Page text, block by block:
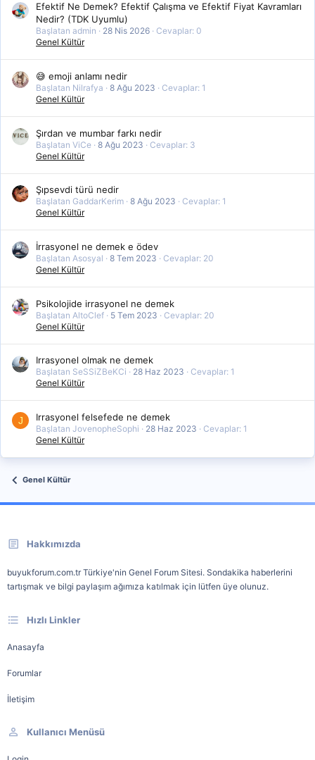
Efektif Ne Demek? Efektif Çalışma ve Efektif Fiyat Kavramları
Nedir? (TDK Uyumlu)
Başlatan admin 28 Nis 2026 Cevaplar: 0
Genel Kültür
😅 emoji anlamı nedir
Başlatan Nilrafya 8 Ağu 2023
Cevaplar: 1
Genel Kültür
Şırdan ve mumbar farkı nedir
Başlatan ViCe 8 Ağu 2023
Cevaplar: 3
Genel Kültür
Şıpsevdi türü nedir
Başlatan GaddarKerim 8 Ağu 2023
Cevaplar: 1
Genel Kültür
İrrasyonel ne demek e ödev
Başlatan Asosyal 8 Tem 2023
Cevaplar: 20
Genel Kültür
Psikolojide irrasyonel ne demek
Başlatan AltoClef 5 Tem 2023
Cevaplar: 20
Genel Kültür
Irrasyonel olmak ne demek
Başlatan SeSSiZBeKCi 28 Haz 2023
Cevaplar: 1
Genel Kültür
J Irrasyonel felsefede ne demek
Başlatan JovenopheSophi 28 Haz 2023
Cevaplar: 1
Genel Kültür
Genel Kültür
Hakkımızda
buyukforum.com.tr Türkiye'nin Genel Forum Sitesi. Sondakika haberlerini
tartışmak ve bilgi paylaşım ağımıza katılmak için lütfen üye olunuz.
Hızlı Linkler
Anasayfa
Forumlar
İletişim
Kullanıcı Menüsü